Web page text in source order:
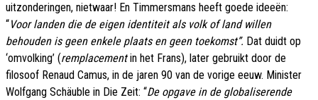
uitzonderingen, nietwaar! En Timmersmans heeft goede ideeën:
“Voor landen die de eigen identiteit als volk of land willen
behouden is geen enkele plaats en geen toekomst”. Dat duidt op
‘omvolking’ (remplacementin het Frans), later gebruikt door de
filosoof Renaud Camus, in de jaren 90 van de vorige eeuw. Minister
Wolfgang Schäuble in Die Zeit: “De opgave in de globaliserende